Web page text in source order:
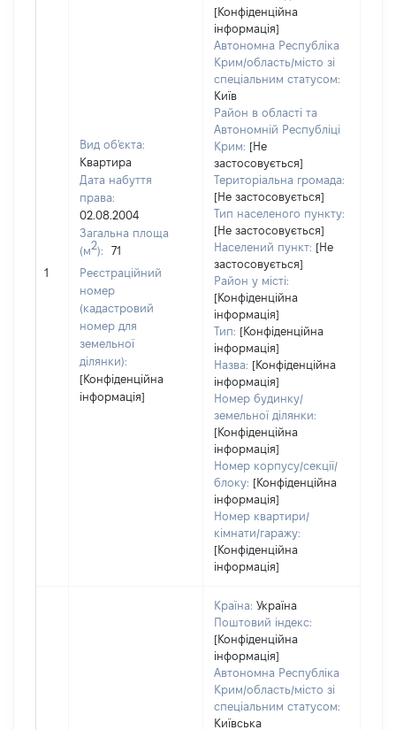
1
Вид об'єкта:
Квартира
Дата набуття
права:
02.08.2004
Загальна площа
(м2):
71
Реєстраційний
номер
(кадастровий
номер для
земельної
ділянки):
[Конфіденційна
інформація]
[Конфіденційна
інформація]
Автономна Республіка
Крим/область/місто зі
спеціальним статусом:
Київ
Район в області та
Автономній Республіці
Крим: [Не
застосовується]
Територіальна громада:
[Не застосовується]
Тип населеного пункту:
[Не застосовується]
Населений пункт: [Не
застосовується]
Район у місті:
[Конфіденційна
інформація]
Тип: [Конфіденційна
інформація]
Назва: [Конфіденційна
інформація]
Номер будинку/
земельної ділянки:
[Конфіденційна
інформація]
Номер корпусу/секції/
блоку: [Конфіденційна
інформація]
Номер квартири/
кімнати/гаражу:
[Конфіденційна
інформація]
Країна: Україна
Поштовий індекс:
[Конфіденційна
інформація]
Автономна Республіка
Крим/область/місто зі
спеціальним статусом:
Київська